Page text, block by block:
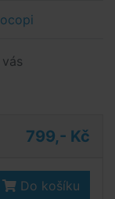
799,- Kč
Do košíku